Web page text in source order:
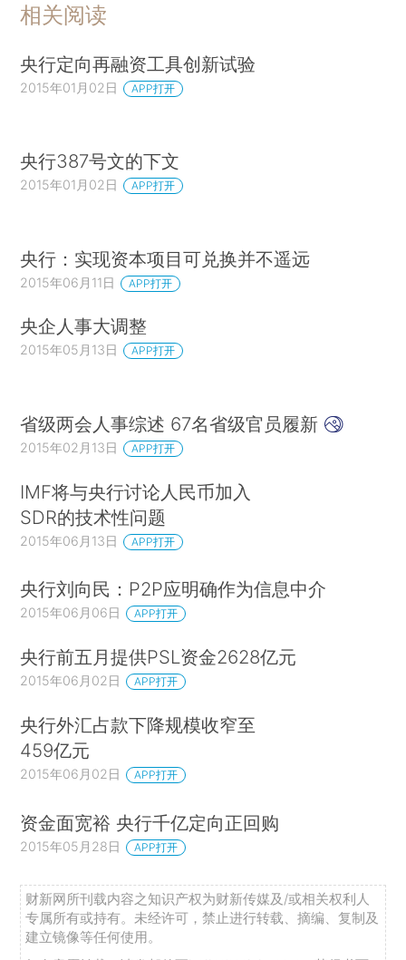
相关阅读
央行定向再融资工具创新试验
2015年01月02日 APP打开
央行387号文的下文
2015年01月02日 APP打开
央行：实现资本项目可兑换并不遥远
2015年06月11日 APP打开
央企人事大调整
2015年05月13日 APP打开
省级两会人事综述 67名省级官员履新
2015年02月13日 APP打开
IMF将与央行讨论人民币加入
SDR的技术性问题
2015年06月13日 APP打开
央行刘向民：P2P应明确作为信息中介
2015年06月06日 APP打开
央行前五月提供PSL资金2628亿元
2015年06月02日 APP打开
央行外汇占款下降规模收窄至
459亿元
2015年06月02日 APP打开
资金面宽裕 央行千亿定向正回购
2015年05月28日 APP打开
财新网所刊载内容之知识产权为财新传媒及/或相关权利人
专属所有或持有。未经许可，禁止进行转载、摘编、复制及
建立镜像等任何使用。